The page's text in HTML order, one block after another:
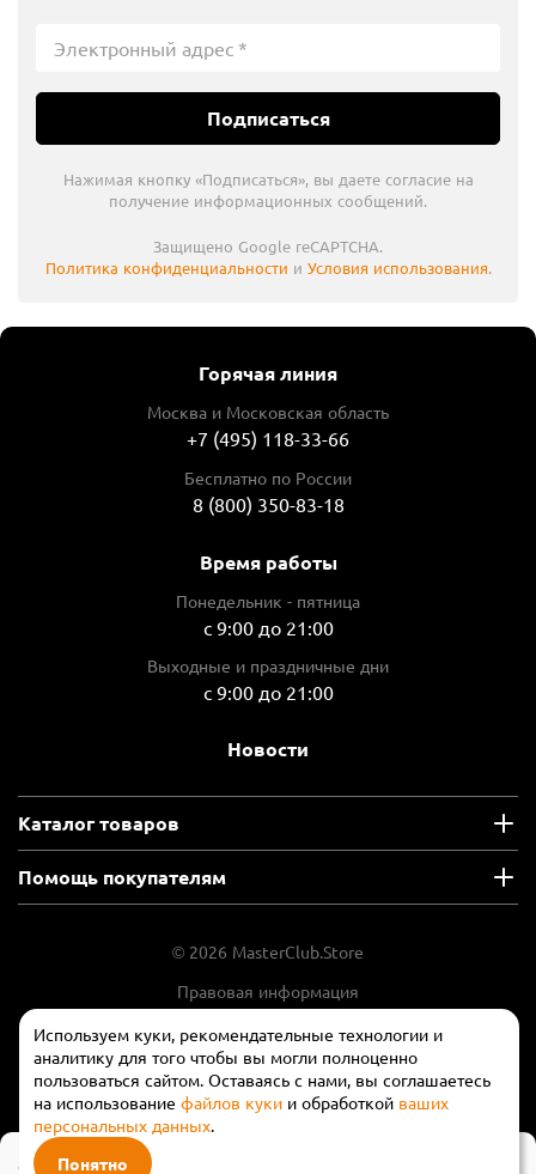
Используем куки, рекомендательные технологии и
аналитику для того чтобы вы могли полноценно
пользоваться сайтом. Оставаясь с нами, вы соглашаетесь
на использование файлов куки и обработкой ваших
персональных данных.
Понятно
56 ₽
Подписаться
Нажимая кнопку «Подписаться», вы даете согласие на
получение информационных сообщений.
Защищено Google reCAPTCHA.
Политика конфиденциальности и Условия использования.
Горячая линия
Москва и Московская область
+7 (495) 118-33-66
Бесплатно по России
8 (800) 350-83-18
Время работы
Понедельник - пятница
с 9:00 до 21:00
Выходные и праздничные дни
с 9:00 до 21:00
Новости
Каталог товаров
Помощь покупателям
© 2026 MasterClub.Store
Правовая информация
Положение об обработки и защите
персональных данных